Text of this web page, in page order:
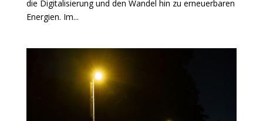
die Digitalisierung und den Wandel hin zu erneuerbaren
Energien. Im...